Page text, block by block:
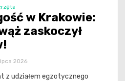
w Krakowie:
zaskoczył
2026
z udziałem egzotycznego